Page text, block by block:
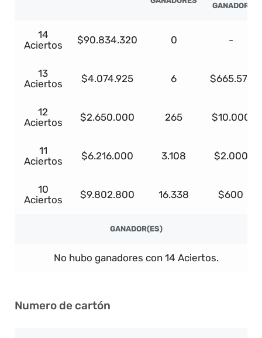
GANADOR
14
Aciertos
$90.834.320 0 -
13
Aciertos
$4.074.925 6 $665.571
12
Aciertos
$2.650.000 265 $10.000
11
Aciertos
$6.216.000 3.108 $2.000
10
Aciertos
$9.802.800 16.338 $600
GANADOR(ES)
No hubo ganadores con 14 Aciertos.
Numero de cartón